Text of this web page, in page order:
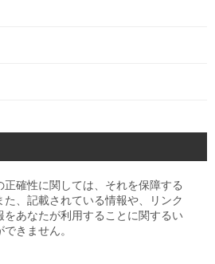
確性に関しては、それを保障する
た、記載されている情報や、リンク
をあなたが利用することに関するい
きません。